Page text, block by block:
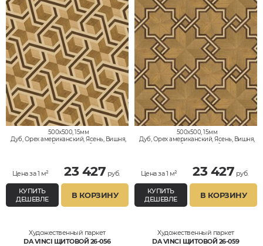
500x500, 15мм
Дуб, Орех американский, Ясень, Вишня,
Клён, Тик, Мербау, Термодуб, Палисандр,
Цена за 1 м² 23 427 руб.
КУПИТЬ
ДЕШЕВЛЕ
В КОРЗИНУ
500x500, 15мм
Дуб, Орех американский, Ясень, Вишня,
Клён, Тик, Мербау, Термодуб, Палисандр,
Цена за 1 м² 23 427 руб.
КУПИТЬ
ДЕШЕВЛЕ
В КОРЗИНУ
Художественный паркет
DA VINCI ЩИТОВОЙ 26-056
Художественный паркет
DA VINCI ЩИТОВОЙ 26-059